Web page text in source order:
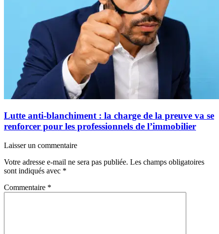
Lutte anti-blanchiment : la charge de la preuve va se
renforcer pour les professionnels de l’immobilier
Laisser un commentaire
Votre adresse e-mail ne sera pas publiée. Les champs obligatoires
sont indiqués avec *
Commentaire *